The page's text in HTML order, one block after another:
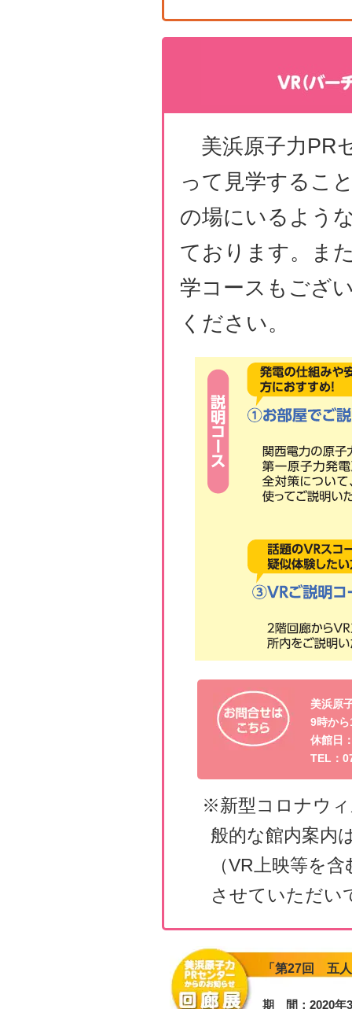
美浜原子力PR
って見学するこ
の場にいるよう
ております。ま
学コースもござ
ください。
美浜原
9時か
休館日
TEL：
※新型コロナウィ
般的な館内案内
（VR上映等を
させていただい
「第27回 五
期 間：2020年